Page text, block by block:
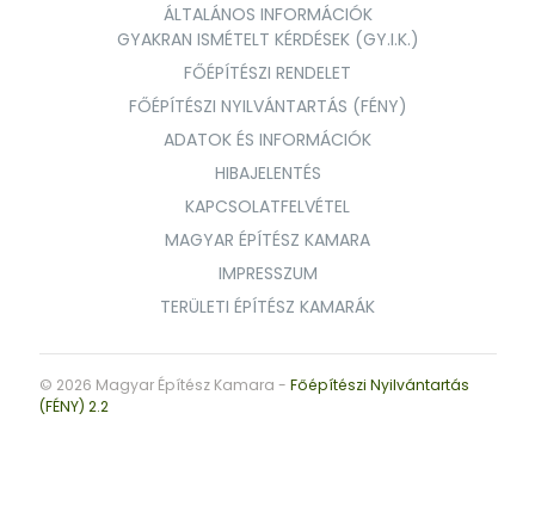
ÁLTALÁNOS INFORMÁCIÓK
GYAKRAN ISMÉTELT KÉRDÉSEK (GY.I.K.)
FŐÉPÍTÉSZI RENDELET
FŐÉPÍTÉSZI NYILVÁNTARTÁS (FÉNY)
ADATOK ÉS INFORMÁCIÓK
HIBAJELENTÉS
KAPCSOLATFELVÉTEL
MAGYAR ÉPÍTÉSZ KAMARA
IMPRESSZUM
TERÜLETI ÉPÍTÉSZ KAMARÁK
© 2026 Magyar Építész Kamara - Főépítészi Nyilvántartás
(FÉNY) 2.2